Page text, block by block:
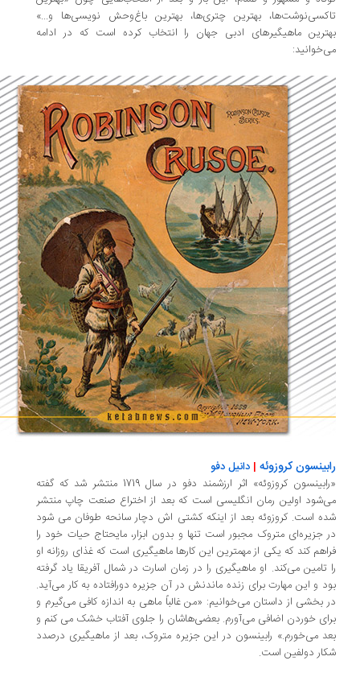
بهترین چتری‌ها، بهترین باغ‌وحش نویسی‌ها و...»
ماهیگیرهای ادبی جهان را انتخاب کرده است که در ادامه
کروزوئه|دانیل دفو
«رابینسون کروزوئه» اثر ارزشمند دفو در سال 1719 منتشر شد که گفته
اولین رمان انگلیسی است که بعد از اختراع صنعت چاپ منتشر
است. کروزوئه بعد از اینکه کشتی اش دچار سانحه طوفان می شود
جزیره‌ای متروک مجبور است تنها و بدون ابزار، مایحتاج حیات خود را
کند که یکی از مهمترین این کارها ماهیگیری است که غذای روزانه او
تامین می‌کند. او ماهیگیری را در زمان اسارت در شمال آفریقا یاد گرفته
و این مهارت برای زنده ماندنش در آن جزیره دورافتاده به کار می‌آید.
بخشی از داستان می‌خوانیم: «من غالباً ماهی به اندازه کافی می‌گیرم و
خوردن اضافی می‌آورم. بعضی‌هاشان را جلوی آفتاب خشک می کنم و
می‌خورم.» رابینسون در این جزیره متروک، بعد از ماهیگیری درصدد
دولفین است.